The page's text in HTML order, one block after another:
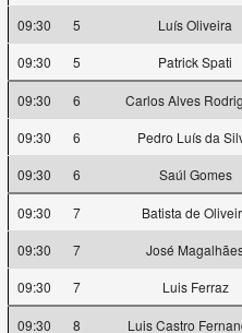
09:30
5
Luís Oliveira
09:30
5 Patrick Spati
09:30 6
Carlos Alves
09:30
6
Pedro Luís da
09:30
6 Saúl Gomes
09:30 7
Batista de
09:30
7
José
09:30
7 Luis Ferraz
09:30 8
Luis Castro